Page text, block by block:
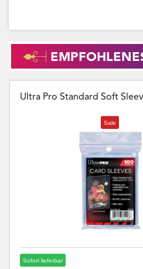
Ultra Pro Standard Soft
Sale
Sofort lieferbar